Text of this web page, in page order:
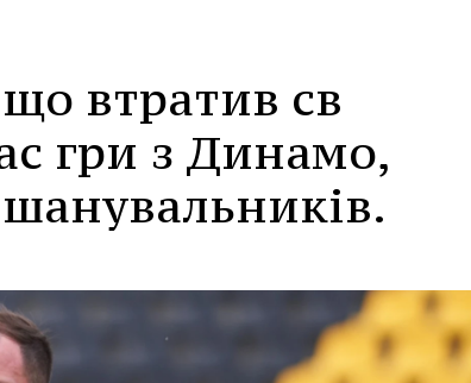
втратив св
гри з Динамо,